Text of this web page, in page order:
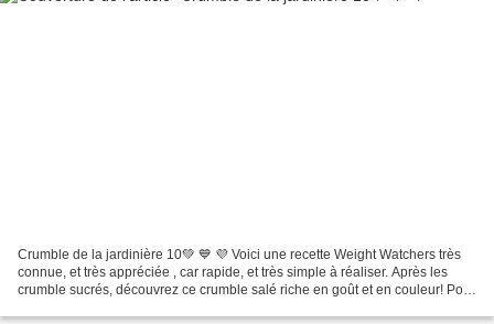
Crumble de la jardinière 10💚 💙 💜 Voici une recette Weight Watchers très
connue, et très appréciée , car rapide, et très simple à réaliser. Après les
crumble sucrés, découvrez ce crumble salé riche en goût et en couleur! Pour